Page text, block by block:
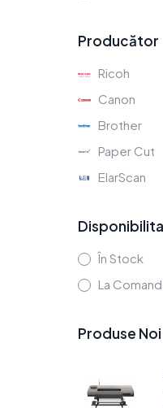
Producător
Ricoh
Canon
Brother
Paper Cut
ElarScan
În Stock
La
Produse Noi